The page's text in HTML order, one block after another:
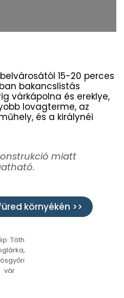
15-20 perces
bakancslistás
várkápolna és ereklye,
lovagterme, az
és a királynéi
miatt
környékén >>
Tóth
vár